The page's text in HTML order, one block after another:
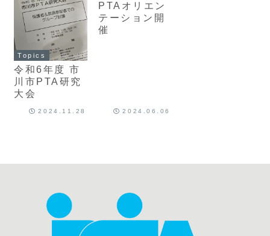
Topics
令和6年度 市
川市PTA研究
大会
2024.11.28
PTAオリエン
テーション開
催
2024.06.06